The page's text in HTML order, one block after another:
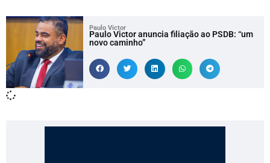
Paulo Victor
Paulo Victor anuncia filiação ao PSDB: “um
novo caminho”